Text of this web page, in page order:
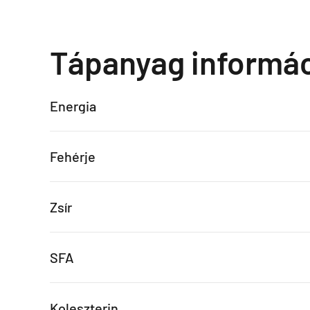
Tápanyag
Energia
Fehérje
Zsír
SFA